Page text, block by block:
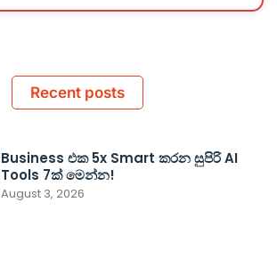
Recent posts
Business එක 5x Smart කරන සුපිරි AI
Tools 7ක් මෙන්න!
August 3, 2026